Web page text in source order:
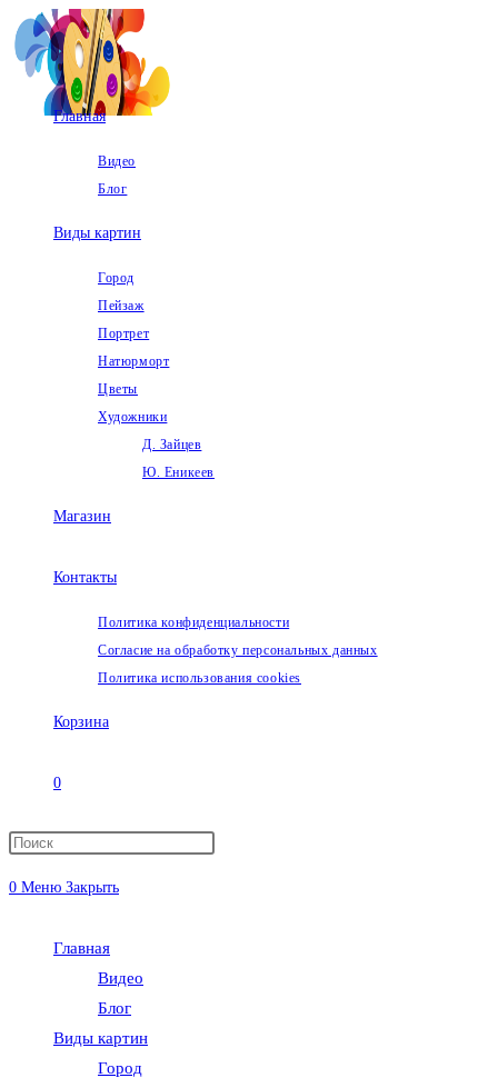
Перейти
к
содержимому
Главная
Видео
Блог
Виды картин
Город
Пейзаж
Портрет
Натюрморт
Цветы
Художники
Д. Зайцев
Ю. Еникеев
Магазин
Контакты
Политика конфиденциальности
Согласие на обработку персональных данных
Политика использования cookies
Корзина
0
Переключить
0 Меню Закрыть
Главная
Видео
Блог
Виды картин
Город